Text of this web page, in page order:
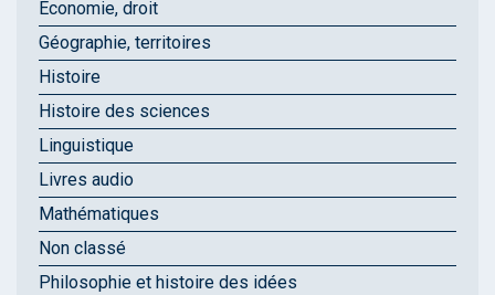
Économie, droit
Géographie, territoires
Histoire
Histoire des sciences
Linguistique
Livres audio
Mathématiques
Non classé
Philosophie et histoire des idées